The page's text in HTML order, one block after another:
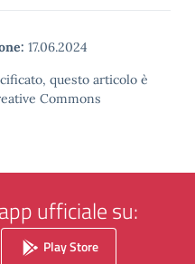
17.06.2024
questo articolo è
Commons
ufficiale su:
Play Store